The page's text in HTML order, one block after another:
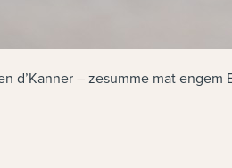
d’Kanner – zesumme mat